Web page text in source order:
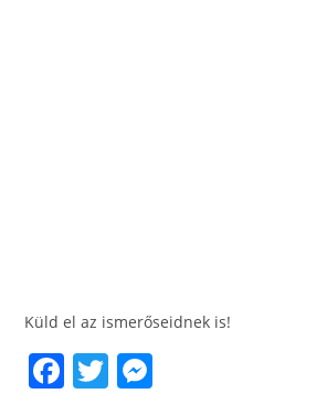
Küld el az ismerőseidnek is!
F T